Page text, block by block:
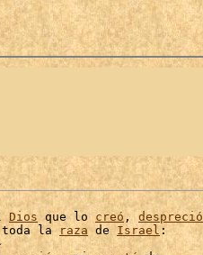
Dios que lo creó , despreció
la raza de Israel :